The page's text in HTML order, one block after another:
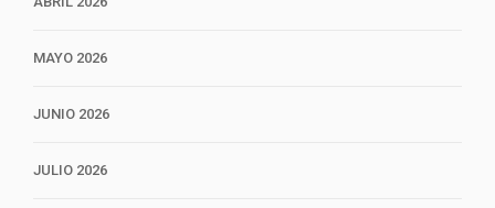
MAYO 2026
JUNIO 2026
JULIO 2026